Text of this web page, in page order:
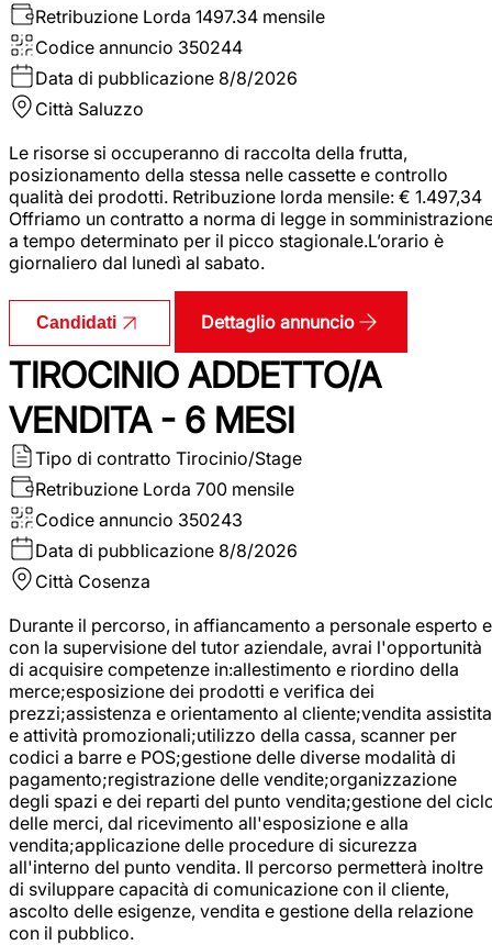
Retribuzione Lorda 1497.34 mensile
Codice annuncio 350244
Data di pubblicazione 8/8/2026
Città Saluzzo
Le risorse si occuperanno di raccolta della frutta,
posizionamento della stessa nelle cassette e controllo
qualità dei prodotti. Retribuzione lorda mensile: € 1.497,34
Offriamo un contratto a norma di legge in
a tempo determinato per il picco stagionale.L’orario è
giornaliero dal lunedì al sabato.
Candidati Dettaglio annuncio
TIROCINIO ADDETTO/A
VENDITA - 6 MESI
Tipo di contratto Tirocinio/Stage
Retribuzione Lorda 700 mensile
Codice annuncio 350243
Data di pubblicazione 8/8/2026
Città Cosenza
Durante il percorso, in affiancamento a personale esperto e
con la supervisione del tutor aziendale, avrai l'opportunità
di acquisire competenze in:allestimento e riordino della
merce;esposizione dei prodotti e verifica dei
prezzi;assistenza e orientamento al cliente;vendita assistita
e attività promozionali;utilizzo della cassa, scanner per
codici a barre e POS;gestione delle diverse modalità di
pagamento;registrazione delle vendite;organizzazione
degli spazi e dei reparti del punto vendita;gestione del
delle merci, dal ricevimento all'esposizione e alla
vendita;applicazione delle procedure di sicurezza
all'interno del punto vendita. Il percorso permetterà inoltre
di sviluppare capacità di comunicazione con il cliente,
ascolto delle esigenze, vendita e gestione della relazione
con il pubblico.